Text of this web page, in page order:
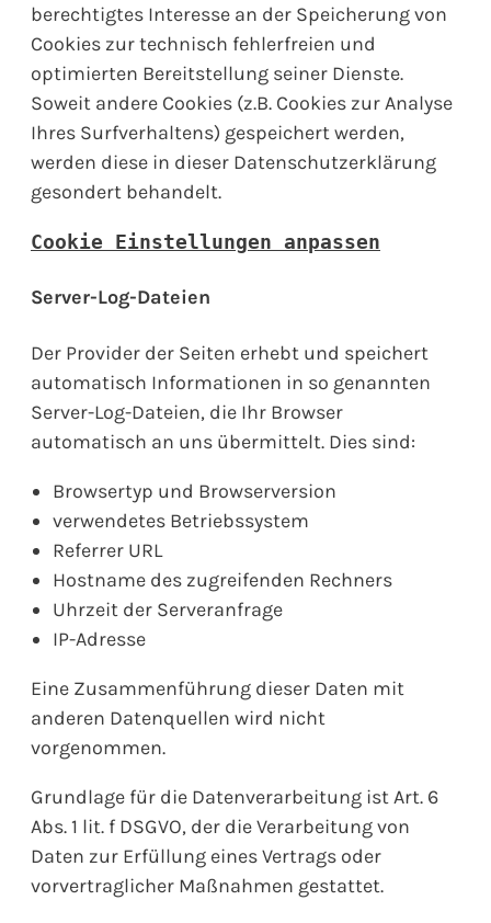
berechtigtes Interesse an der Speicherung von
Cookies zur technisch fehlerfreien und
optimierten Bereitstellung seiner Dienste.
Soweit andere Cookies (z.B. Cookies zur Analyse
Ihres Surfverhaltens) gespeichert werden,
werden diese in dieser Datenschutzerklärung
gesondert behandelt.
Cookie Einstellungen anpassen
Server-Log-Dateien
Der Provider der Seiten erhebt und speichert
automatisch Informationen in so genannten
Server-Log-Dateien, die Ihr Browser
automatisch an uns übermittelt. Dies sind:
Browsertyp und Browserversion
verwendetes Betriebssystem
Referrer URL
Hostname des zugreifenden Rechners
Uhrzeit der Serveranfrage
IP-Adresse
Eine Zusammenführung dieser Daten mit
anderen Datenquellen wird nicht
vorgenommen.
Grundlage für die Datenverarbeitung ist Art. 6
Abs. 1 lit. f DSGVO, der die Verarbeitung von
Daten zur Erfüllung eines Vertrags oder
vorvertraglicher Maßnahmen gestattet.